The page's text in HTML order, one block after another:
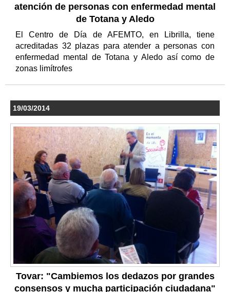
atención de personas con enfermedad mental
de Totana y Aledo
El Centro de Día de AFEMTO, en Librilla, tiene
acreditadas 32 plazas para atender a personas con
enfermedad mental de Totana y Aledo así como de
zonas limítrofes
19/03/2014
Tovar: "Cambiemos los dedazos por grandes
consensos y mucha participación ciudadana"